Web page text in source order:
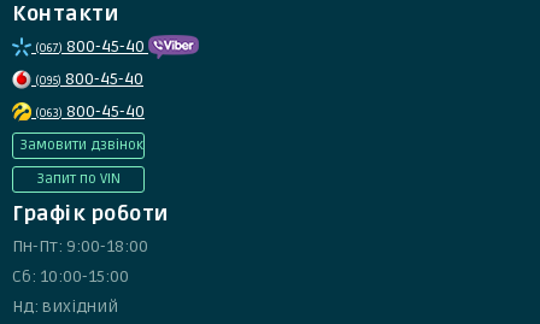
Контакти
(067) 800-45-40
(095) 800-45-40
(063) 800-45-40
Замовити дзвінок
Запит по VIN
Графік роботи
Пн-Пт: 9:00-18:00
Сб: 10:00-15:00
Нд: вихідний